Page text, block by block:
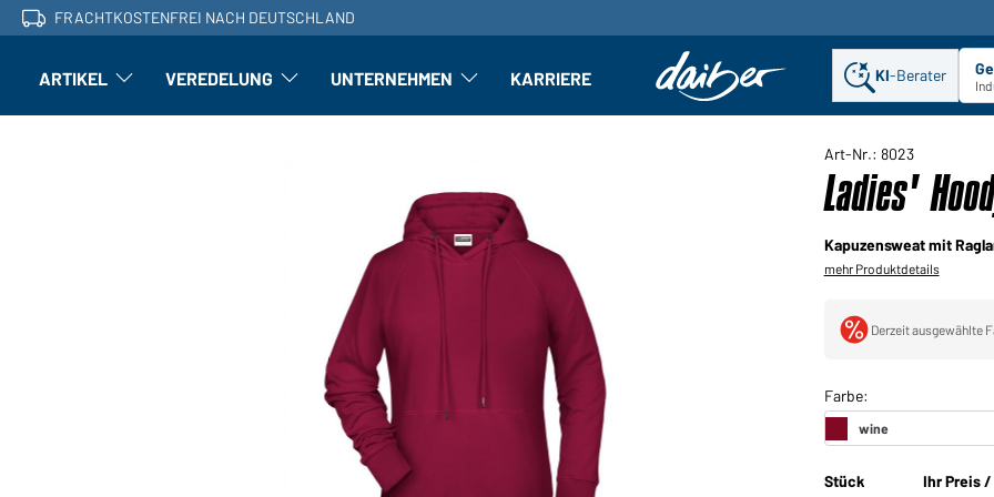
FRACHTKOSTENFREI NACH DEUTSCHLAND
ARTIKEL Artikel: Untermenü öffnen
VEREDELUNG Veredelung: Untermenü öffnen
UNTERNEHMEN Unternehmen: Untermenü öffnen
KARRIERE KI-Berater
Art-Nr.: 8023
Ladies'
Kapuzensweat mit
mehr Produktdetails
Derzeit ausgewählte
Stück Ihr Preis